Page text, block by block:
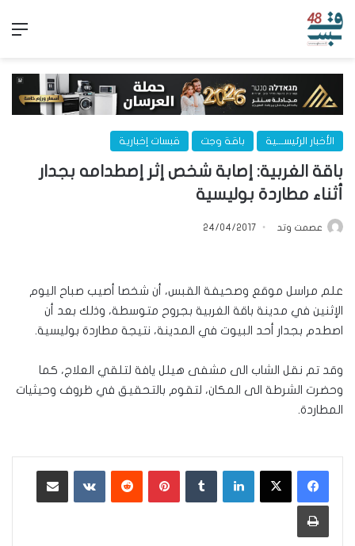
الأخبار الرئيســـية باقة وجت قبسات إخبارية
باقة الغربية: إصابة شخص إثر إصطدامه بجدار
أثناء مطاردة بوليسية
عصمت وتد 24/04/2017
علم مراسل موقع وصحيفة القبس، أن شخصا أصيب صباح اليوم
الإثنين في مدينة باقة الغربية بجروح متوسطة، وذلك بعد أن
اصطدم بجدار أحد البيوت في المدينة، نتيجة مطاردة بوليسية.
وقد تم نقل الشاب الى مشفى هيلل يافة لتلقي العلاج، كما
وحضرت الشرطة الى المكان، لتقوم بالتحقيق في ظروف وحيثيات
المطاردة.
لينكدإن بينتيريست ‏VKontakte
طباعة